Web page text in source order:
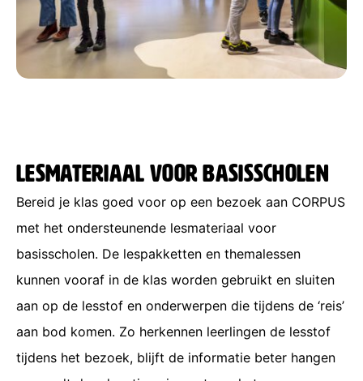
Lesmateriaal voor basisscholen
Bereid je klas goed voor op een bezoek aan CORPUS
met het ondersteunende lesmateriaal voor
basisscholen. De lespakketten en themalessen
kunnen vooraf in de klas worden gebruikt en sluiten
aan op de lesstof en onderwerpen die tijdens de ‘reis’
aan bod komen. Zo herkennen leerlingen de lesstof
tijdens het bezoek, blijft de informatie beter hangen